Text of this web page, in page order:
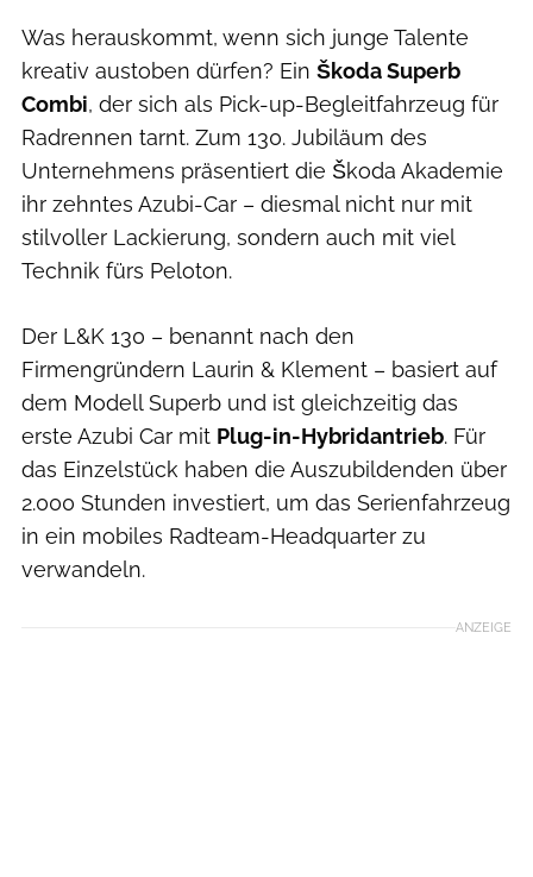
Was herauskommt, wenn sich junge Talente
kreativ austoben dürfen? Ein Škoda Superb
Combi, der sich als Pick-up-Begleitfahrzeug für
Radrennen tarnt. Zum 130. Jubiläum des
Unternehmens präsentiert die Škoda Akademie
ihr zehntes Azubi-Car – diesmal nicht nur mit
stilvoller Lackierung, sondern auch mit viel
Technik fürs Peloton.
Der L&K 130 – benannt nach den
Firmengründern Laurin & Klement – basiert auf
dem Modell Superb und ist gleichzeitig das
erste Azubi Car mit Plug-in-Hybridantrieb. Für
das Einzelstück haben die Auszubildenden über
2.000 Stunden investiert, um das Serienfahrzeug
in ein mobiles Radteam-Headquarter zu
verwandeln.
ANZEIGE